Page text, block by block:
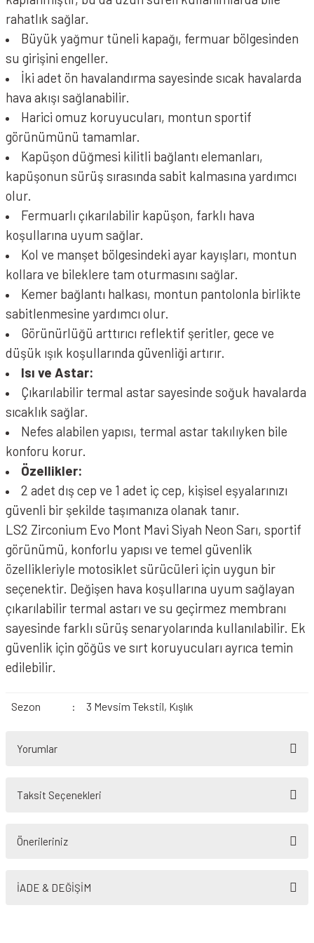
rahatlık sağlar.
Büyük yağmur tüneli kapağı, fermuar bölgesinden
su girişini engeller.
İki adet ön havalandırma sayesinde sıcak havalarda
hava akışı sağlanabilir.
Harici omuz koruyucuları, montun sportif
görünümünü tamamlar.
Kapüşon düğmesi kilitli bağlantı elemanları,
kapüşonun sürüş sırasında sabit kalmasına yardımcı
olur.
Fermuarlı çıkarılabilir kapüşon, farklı hava
koşullarına uyum sağlar.
Kol ve manşet bölgesindeki ayar kayışları, montun
kollara ve bileklere tam oturmasını sağlar.
Kemer bağlantı halkası, montun pantolonla birlikte
sabitlenmesine yardımcı olur.
Görünürlüğü arttırıcı reflektif şeritler, gece ve
düşük ışık koşullarında güvenliği artırır.
Isı ve Astar:
Çıkarılabilir termal astar sayesinde soğuk havalarda
sıcaklık sağlar.
Nefes alabilen yapısı, termal astar takılıyken bile
konforu korur.
Özellikler:
2 adet dış cep ve 1 adet iç cep, kişisel eşyalarınızı
güvenli bir şekilde taşımanıza olanak tanır.
LS2 Zirconium Evo Mont Mavi Siyah Neon Sarı, sportif
görünümü, konforlu yapısı ve temel güvenlik
özellikleriyle motosiklet sürücüleri için uygun bir
seçenektir. Değişen hava koşullarına uyum sağlayan
çıkarılabilir termal astarı ve su geçirmez membranı
sayesinde farklı sürüş senaryolarında kullanılabilir. Ek
güvenlik için göğüs ve sırt koruyucuları ayrıca temin
edilebilir.
Sezon : 3 Mevsim Tekstil, Kışlık
Yorumlar
Taksit Seçenekleri
Önerileriniz
yetersiz gördüğünüz noktaları öneri formunu kullanarak tarafımıza
İADE & DEĞİŞİM